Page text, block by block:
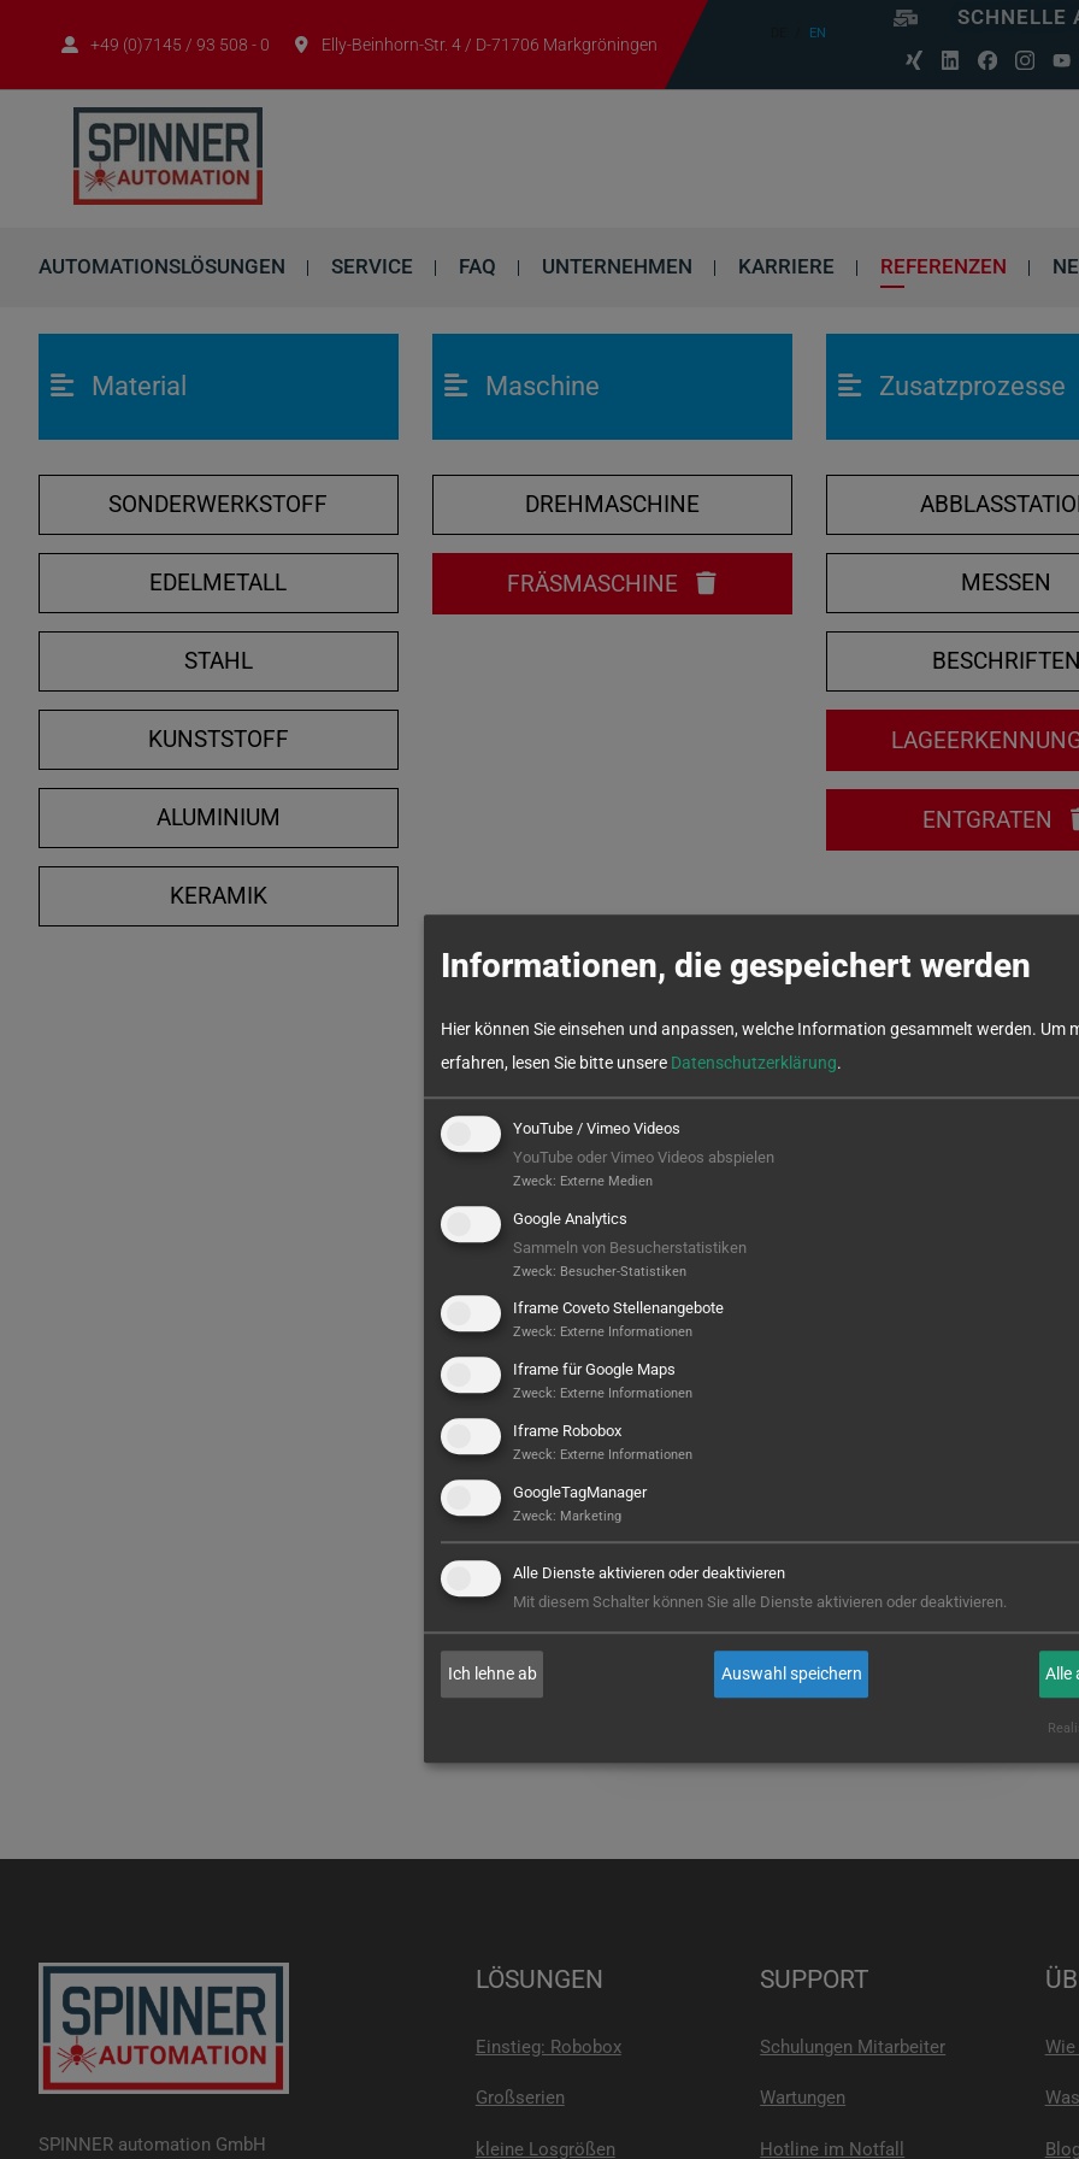
+49 (0)7145 / 93 508 - 0 Elly-Beinhorn-Str. 4 / D-71706 Markgröningen
EN
SCHNELLE
AUTOMATIONSLÖSUNGEN SERVICE FAQ UNTERNEHMEN KARRIERE REFERENZEN
Material
SONDERWERKSTOFF
EDELMETALL
STAHL
KUNSTSTOFF
ALUMINIUM
KERAMIK
Maschine
DREHMASCHINE
FRÄSMASCHINE
Zusatzprozesse
MESSEN
BESCHRIFTEN
ENTGRATEN
Hier ist noch was frei...
hinterlegt – aber wer weiß, vielleicht
steht hier bald Ihres? Wir sind bereit,
E-MAIL
SPINNER automation GmbH
LÖSUNGEN
Einstieg: Robobox
Großserien
kleine Losgrößen
SUPPORT
Schulungen Mitarbeiter
Wartungen
Hotline im Notfall
Informationen, die gespeichert werden
Hier können Sie einsehen und anpassen, welche Information gesammelt werden. Um
erfahren, lesen Sie bitte unsere Datenschutzerklärung.
YouTube / Vimeo Videos
YouTube oder Vimeo Videos abspielen
Zweck: Externe Medien
Google Analytics
Sammeln von Besucherstatistiken
Zweck: Besucher-Statistiken
Iframe Coveto Stellenangebote
Zweck: Externe Informationen
Iframe für Google Maps
Zweck: Externe Informationen
Iframe Robobox
Zweck: Externe Informationen
GoogleTagManager
Zweck: Marketing
Alle Dienste aktivieren oder deaktivieren
Mit diesem Schalter können Sie alle Dienste aktivieren oder deaktivieren.
Ich lehne ab Auswahl speichern Alle